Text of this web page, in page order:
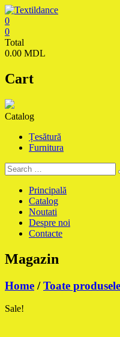
Skip
to
content
Textildance.md
0
0
Total
0.00 MDL
Cart
Catalog
Țesătură
Furnitura
Principală
Catalog
Noutati
Despre noi
Contacte
Magazin
Home /Toate produsele
Sale!